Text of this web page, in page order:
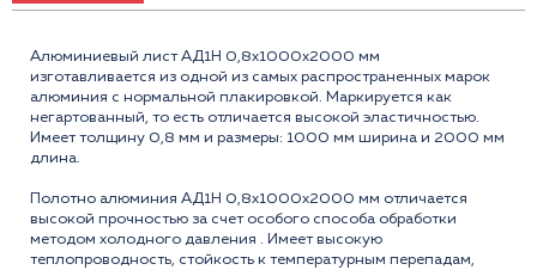
Алюминиевый лист АД1Н 0,8x1000x2000 мм
изготавливается из одной из самых распространенных марок
алюминия с нормальной плакировкой. Маркируется как
негартованный, то есть отличается высокой эластичностью.
Имеет толщину 0,8 мм и размеры: 1000 мм ширина и 2000 мм
длина.
Полотно алюминия АД1Н 0,8x1000x2000 мм отличается
высокой прочностью за счет особого способа обработки
методом холодного давления . Имеет высокую
теплопроводность, стойкость к температурным перепадам,